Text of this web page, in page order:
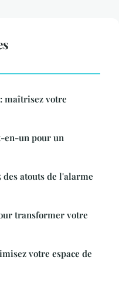
maîtrisez votre
en-un pour un
des atouts de l'alarme
transformer votre
votre espace de